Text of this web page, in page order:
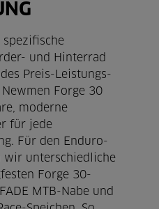
spezifische
und Hinterrad
Preis-Leistungs-
Forge 30
moderne
für jede
Für den Enduro-
wir unterschiedliche
Forge 30-
MTB-Nabe und